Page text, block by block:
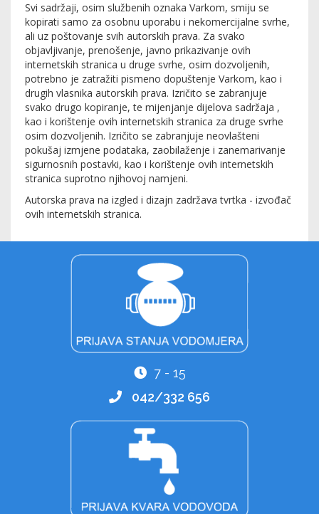
Svi sadržaji, osim službenih oznaka Varkom, smiju se
kopirati samo za osobnu uporabu i nekomercijalne svrhe,
ali uz poštovanje svih autorskih prava. Za svako
objavljivanje, prenošenje, javno prikazivanje ovih
internetskih stranica u druge svrhe, osim dozvoljenih,
potrebno je zatražiti pismeno dopuštenje Varkom, kao i
drugih vlasnika autorskih prava. Izričito se zabranjuje
svako drugo kopiranje, te mijenjanje dijelova sadržaja ,
kao i korištenje ovih internetskih stranica za druge svrhe
osim dozvoljenih. Izričito se zabranjuje neovlašteni
pokušaj izmjene podataka, zaobilaženje i zanemarivanje
sigurnosnih postavki, kao i korištenje ovih internetskih
stranica suprotno njihovoj namjeni.
Autorska prava na izgled i dizajn zadržava tvrtka - izvođač
ovih internetskih stranica.
7 - 15
042/332 656